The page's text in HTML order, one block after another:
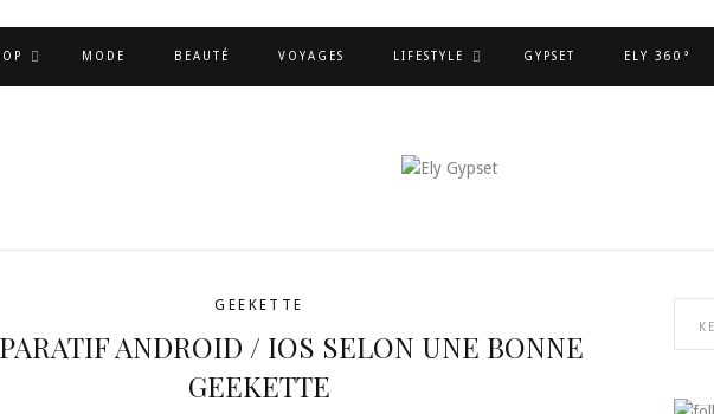
MODE BEAUTÉ VOYAGES LIFESTYLE GYPSET ELY 360°
GEEKETTE
ANDROID / IOS SELON UNE BONNE
GEEKETTE